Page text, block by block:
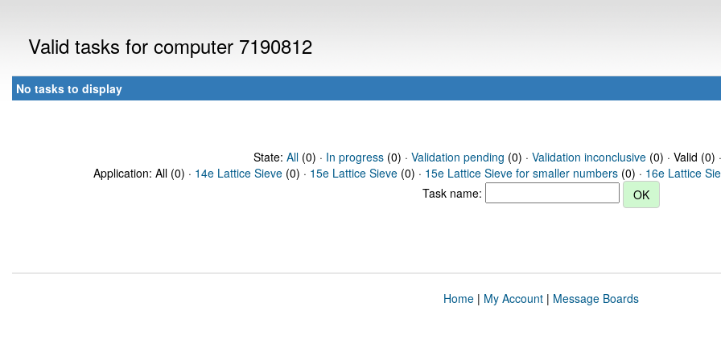
Valid tasks for computer 7190812
No tasks to display
State: All(0) · In progress(0) · Validation pending (0) · Validation inconclusive(0) · Valid (0)
Application: All (0) · 14e Lattice Sieve (0) · 15e Lattice Sieve (0) · 15e Lattice Sieve for smaller numbers (0) · 16e Lattice
Task name:
Home| My Account| Message Boards